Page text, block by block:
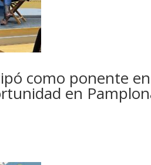
como ponente
en